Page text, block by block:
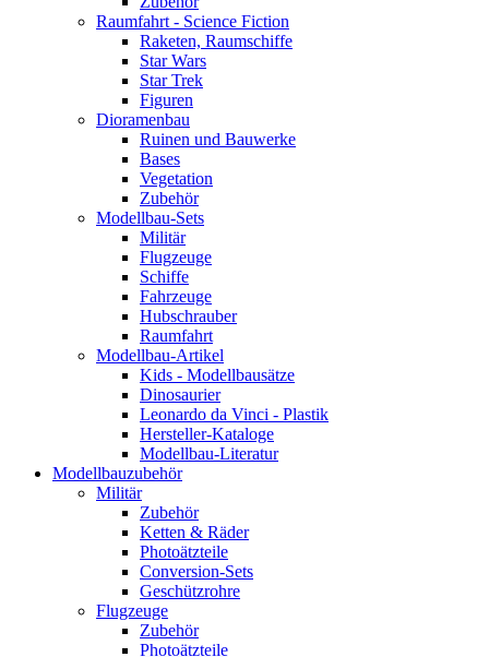
Raumfahrt - Science Fiction
Raketen, Raumschiffe
Star Wars
Star Trek
Figuren
Dioramenbau
Ruinen und Bauwerke
Bases
Vegetation
Zubehör
Modellbau-Sets
Militär
Flugzeuge
Schiffe
Fahrzeuge
Hubschrauber
Raumfahrt
Modellbau-Artikel
Kids - Modellbausätze
Dinosaurier
Leonardo da Vinci - Plastik
Hersteller-Kataloge
Modellbau-Literatur
Modellbauzubehör
Militär
Zubehör
Ketten & Räder
Photoätzteile
Conversion-Sets
Geschützrohre
Flugzeuge
Zubehör
Photoätzteile